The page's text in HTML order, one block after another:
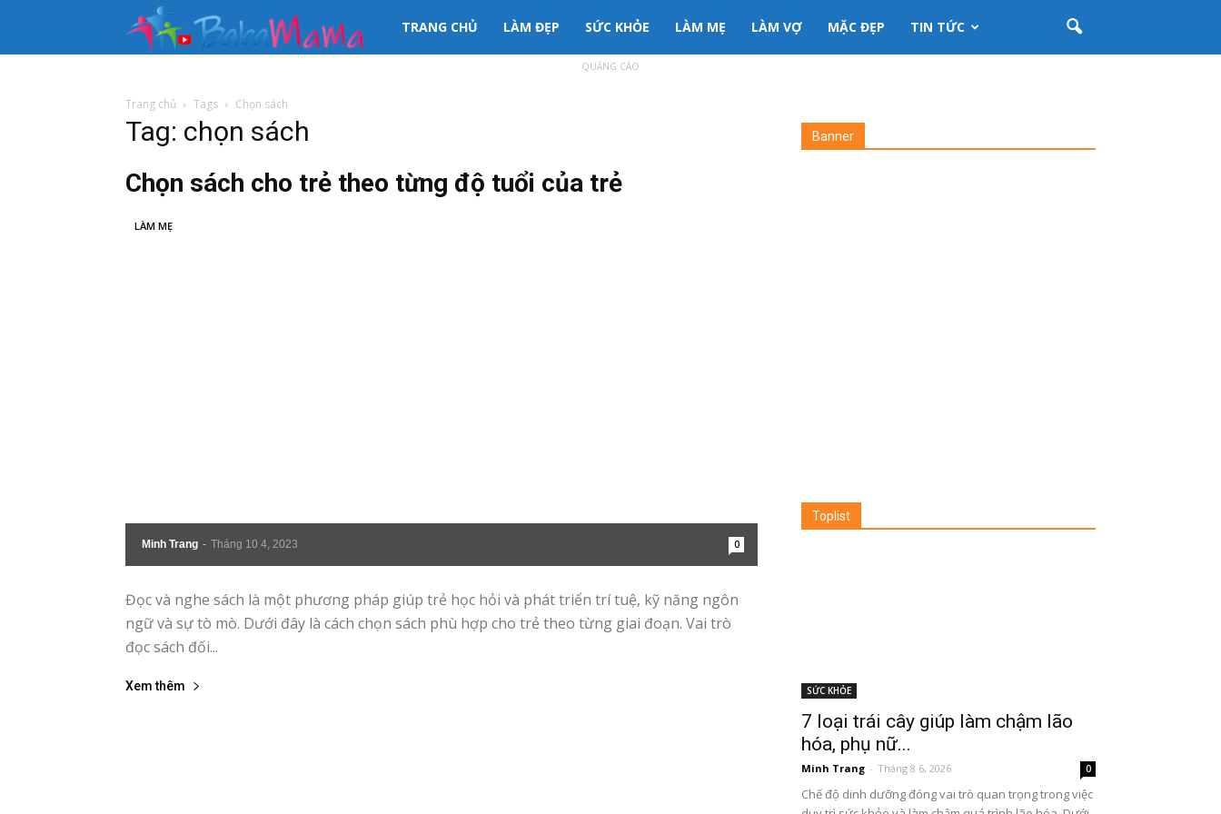
333mama
tin
mỗi
ngày
TRANG CHỦ LÀM ĐẸP SỨC KHỎE LÀM MẸ LÀM VỢ MẶC ĐẸP TIN TỨC
QUẢNG CÁO
Trang chủ Tags Chọn sách
Tag: chọn sách
Chọn sách cho trẻ theo từng độ tuổi của trẻ
Minh Trang - Tháng 10 4, 2023 0
LÀM MẸ
Đọc và nghe sách là một phương pháp giúp trẻ học hỏi và phát triển trí tuệ, kỹ năng ngôn
ngữ và sự tò mò. Dưới đây là cách chọn sách phù hợp cho trẻ theo từng giai đoạn. Vai trò
đọc sách đối...
Xem thêm
Banner
Toplist
SỨC KHỎE
7 loại trái cây giúp làm chậm lão
hóa, phụ nữ...
Minh Trang - Tháng 8 6, 2026 0
Chế độ dinh dưỡng đóng vai trò quan trọng trong việc